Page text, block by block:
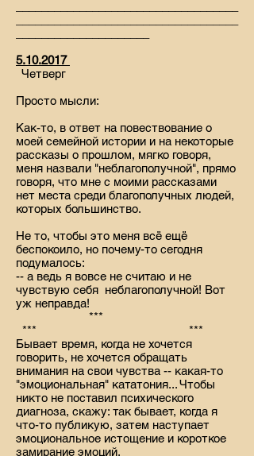
5.10.2017
Четверг
Просто мысли:
Как-то, в ответ на повествование о
моей семейной истории и на некоторые
рассказы о прошлом, мягко говоря,
меня назвали "неблагополучной", прямо
говоря, что мне с моими рассказами
нет места среди благополучных людей,
которых большинство.
Не то, чтобы это меня всё ещё
беспокоило, но почему-то сегодня
подумалось:
-- а ведь я вовсе не считаю и не
чувствую себя неблагополучной! Вот
уж неправда!
***
*** ***
Бывает время, когда не хочется
говорить, не хочется обращать
внимания на свои чувства -- какая-то
"эмоциональная" кататония... Чтобы
никто не поставил психического
диагноза, скажу: так бывает, когда я
что-то публикую, затем наступает
эмоциональное истощение и короткое
замирание эмоций.